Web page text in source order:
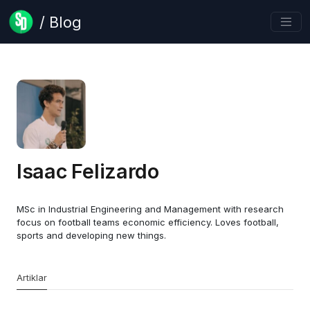
/ Blog
Isaac Felizardo
MSc in Industrial Engineering and Management with research
focus on football teams economic efficiency. Loves football,
sports and developing new things.
Artiklar